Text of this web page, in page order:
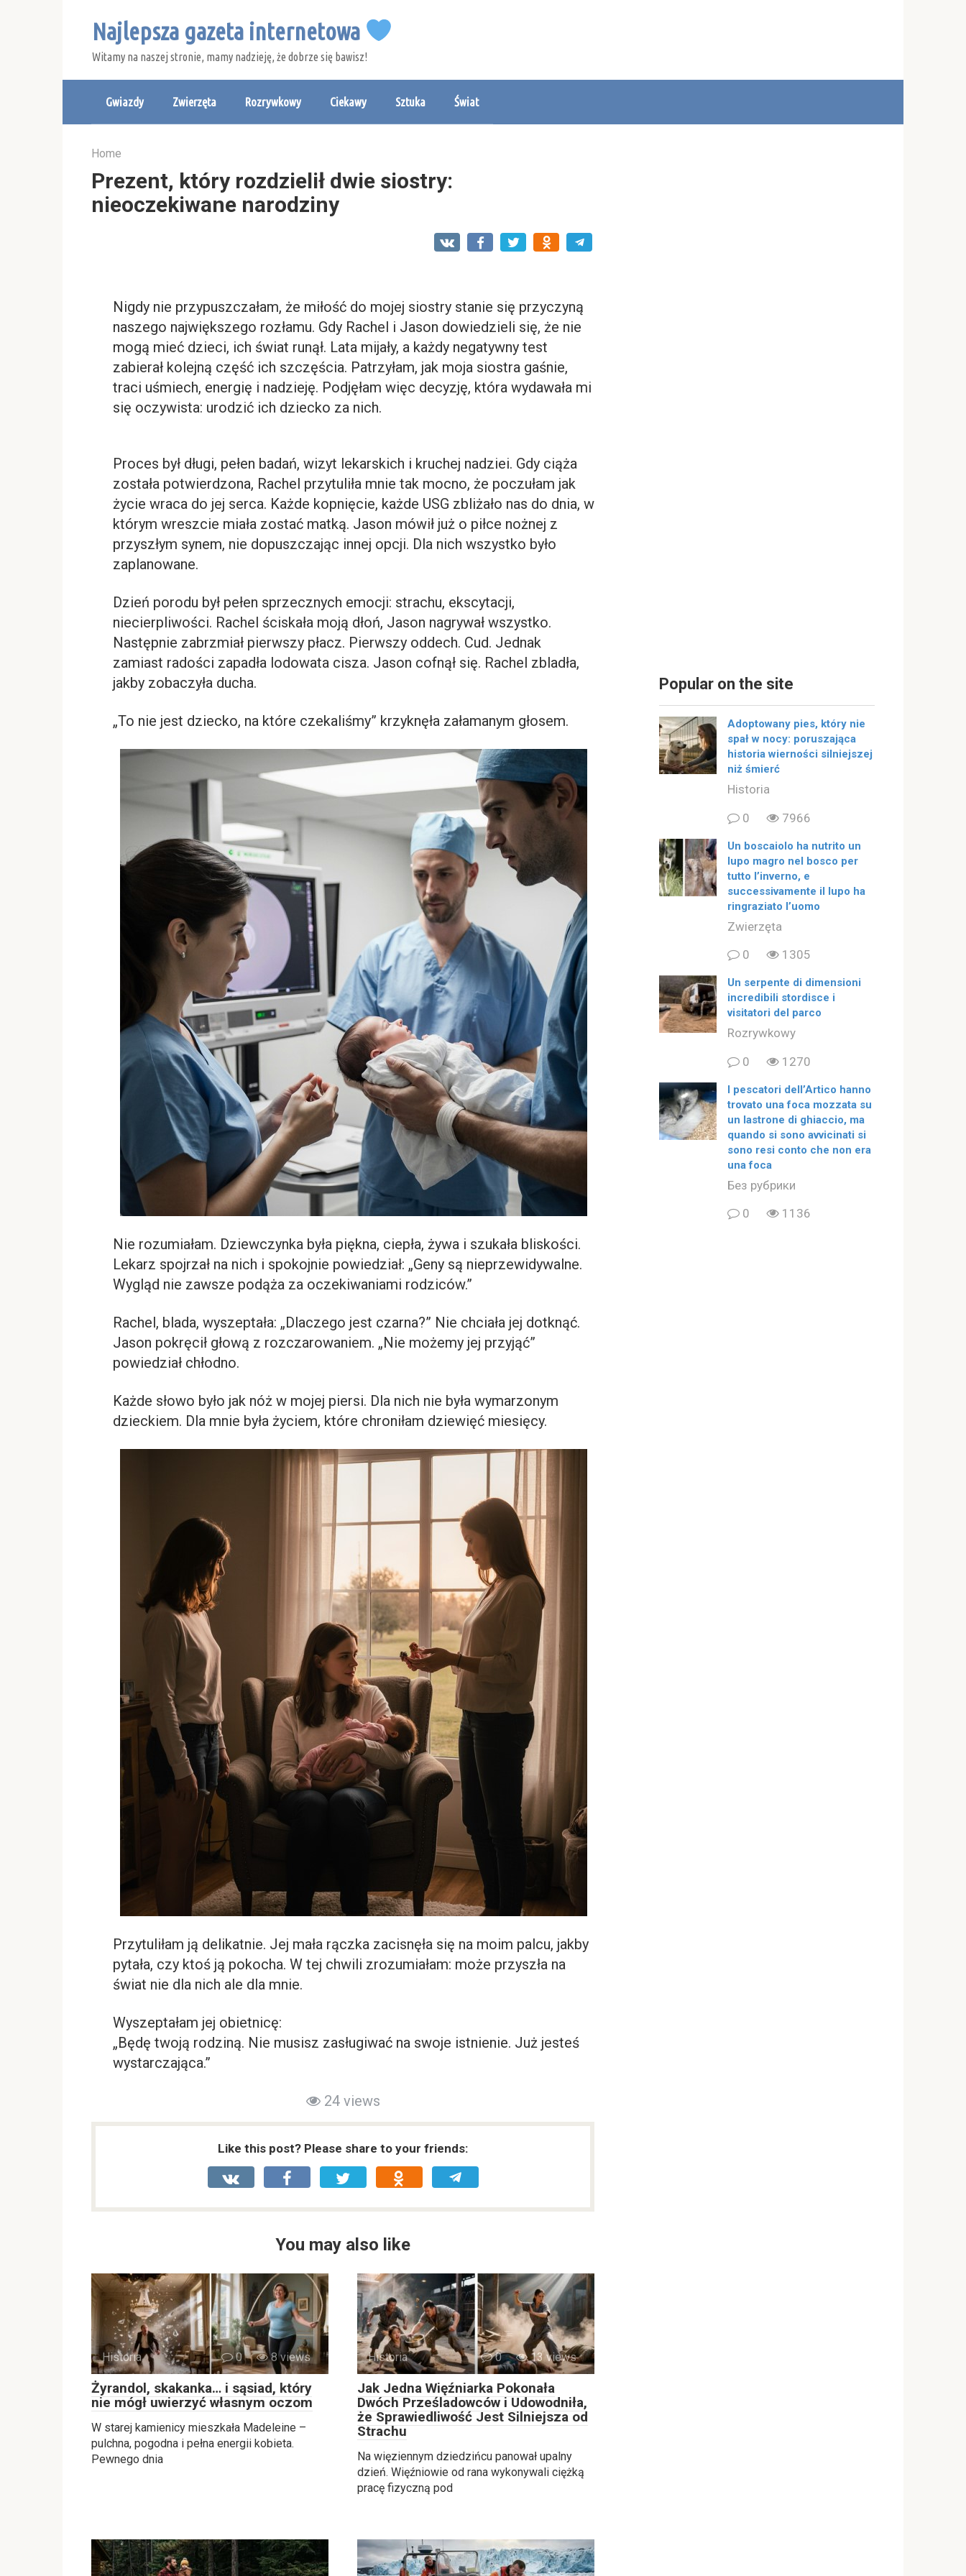
Najlepsza gazeta internetowa
Witamy na naszej stronie, mamy nadzieję, że dobrze się bawisz!
Gwiazdy Zwierzęta Rozrywkowy Ciekawy Sztuka Świat
Home
Prezent, który rozdzielił dwie siostry:
nieoczekiwane narodziny
Nigdy nie przypuszczałam, że miłość do mojej siostry stanie się przyczyną
naszego największego rozłamu. Gdy Rachel i Jason dowiedzieli się, że nie
mogą mieć dzieci, ich świat runął. Lata mijały, a każdy negatywny test
zabierał kolejną część ich szczęścia. Patrzyłam, jak moja siostra gaśnie,
traci uśmiech, energię i nadzieję. Podjęłam więc decyzję, która wydawała mi
się oczywista: urodzić ich dziecko za nich.
Proces był długi, pełen badań, wizyt lekarskich i kruchej nadziei. Gdy ciąża
została potwierdzona, Rachel przytuliła mnie tak mocno, że poczułam jak
życie wraca do jej serca. Każde kopnięcie, każde USG zbliżało nas do dnia, w
którym wreszcie miała zostać matką. Jason mówił już o piłce nożnej z
przyszłym synem, nie dopuszczając innej opcji. Dla nich wszystko było
zaplanowane.
Dzień porodu był pełen sprzecznych emocji: strachu, ekscytacji,
niecierpliwości. Rachel ściskała moją dłoń, Jason nagrywał wszystko.
Następnie zabrzmiał pierwszy płacz. Pierwszy oddech. Cud. Jednak
zamiast radości zapadła lodowata cisza. Jason cofnął się. Rachel zbladła,
jakby zobaczyła ducha.
„To nie jest dziecko, na które czekaliśmy” krzyknęła załamanym głosem.
Nie rozumiałam. Dziewczynka była piękna, ciepła, żywa i szukała bliskości.
Lekarz spojrzał na nich i spokojnie powiedział: „Geny są nieprzewidywalne.
Wygląd nie zawsze podąża za oczekiwaniami rodziców.”
Rachel, blada, wyszeptała: „Dlaczego jest czarna?” Nie chciała jej dotknąć.
Jason pokręcił głową z rozczarowaniem. „Nie możemy jej przyjąć”
powiedział chłodno.
Każde słowo było jak nóż w mojej piersi. Dla nich nie była wymarzonym
dzieckiem. Dla mnie była życiem, które chroniłam dziewięć miesięcy.
Przytuliłam ją delikatnie. Jej mała rączka zacisnęła się na moim palcu, jakby
pytała, czy ktoś ją pokocha. W tej chwili zrozumiałam: może przyszła na
świat nie dla nich ale dla mnie.
Wyszeptałam jej obietnicę:
„Będę twoją rodziną. Nie musisz zasługiwać na swoje istnienie. Już jesteś
wystarczająca.”
24 views
Like this post? Please share to your friends:
You may also like
Historia 0 8 views
Żyrandol, skakanka… i sąsiad, który
nie mógł uwierzyć własnym oczom
W starej kamienicy mieszkała Madeleine –
pulchna, pogodna i pełna energii kobieta.
Pewnego dnia
Historia 0 13 views
Jak Jedna Więźniarka Pokonała
Dwóch Prześladowców i Udowodniła,
że Sprawiedliwość Jest Silniejsza od
Strachu
Na więziennym dziedzińcu panował upalny
dzień. Więźniowie od rana wykonywali ciężką
pracę fizyczną pod
Popular on the site
Adoptowany pies, który nie
spał w nocy: poruszająca
historia wierności silniejszej
niż śmierć
Historia
0
7966
Un boscaiolo ha nutrito un
lupo magro nel bosco per
tutto l’inverno, e
successivamente il lupo ha
ringraziato l’uomo
Zwierzęta
0
1305
Un serpente di dimensioni
incredibili stordisce i
visitatori del parco
Rozrywkowy
0
1270
I pescatori dell’Artico hanno
trovato una foca mozzata su
un lastrone di ghiaccio, ma
quando si sono avvicinati si
sono resi conto che non era
una foca
Без рубрики
0
1136